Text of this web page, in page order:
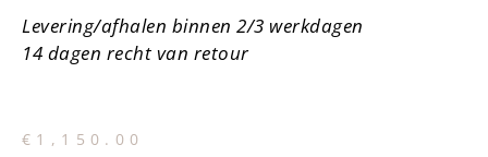
Levering/afhalen binnen 2/3 werkdagen
14 dagen recht van retour
€ 1,150.00